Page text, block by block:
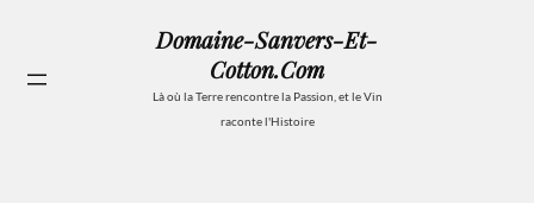
contenu
Domaine-Sanvers-Et-
Cotton.com
Là où la Terre rencontre la Passion, et le Vin
raconte l'Histoire